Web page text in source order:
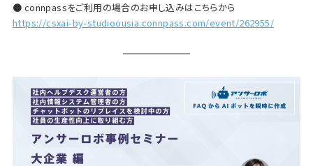
● connpassをご利用の場合のお申し込みはこちらから
https://csxai-by-studioousia.connpass.com/event/262955/